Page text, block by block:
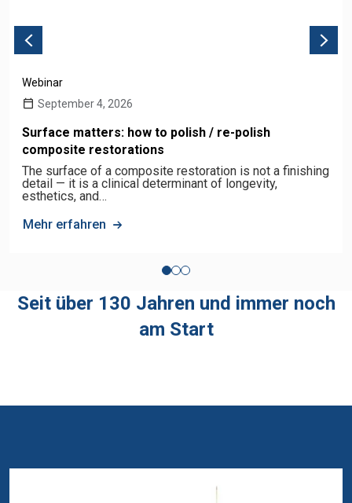
Webinar
September 4, 2026
Surface matters: how to polish / re-polish
composite restorations
The surface of a composite restoration is not a finishing
detail — it is a clinical determinant of longevity,
esthetics, and…
Mehr erfahren
Seit über 130 Jahren und immer noch
am Start